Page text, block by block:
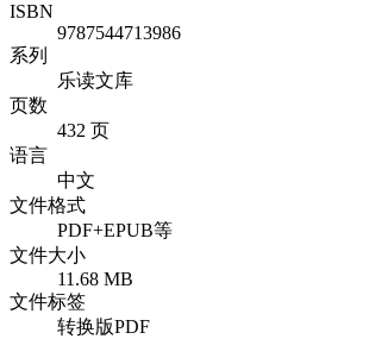
ISBN
9787544713986
系列
乐读文库
页数
432 页
语言
中文
文件格式
PDF+EPUB等
文件大小
11.68 MB
文件标签
转换版PDF